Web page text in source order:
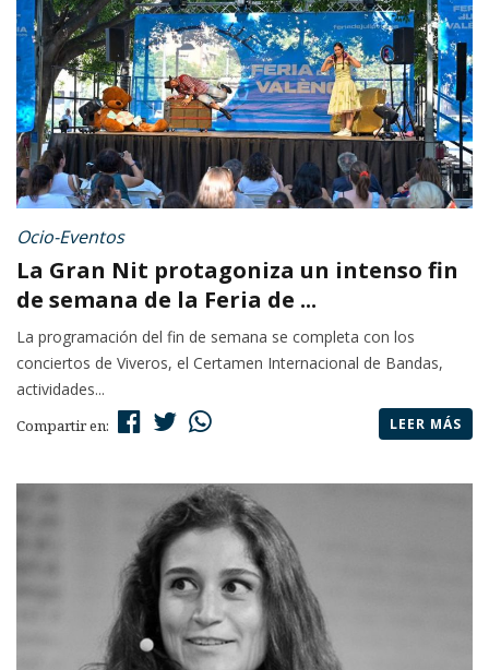
Ocio-Eventos
La Gran Nit protagoniza un intenso fin
de semana de la Feria de ...
La programación del fin de semana se completa con los
conciertos de Viveros, el Certamen Internacional de Bandas,
actividades...
Compartir en: LEER MÁS